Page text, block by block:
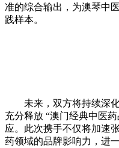
准的综合输出，为澳琴中
践样本。
未来，双方将持续深
充分释放 “澳门经典中医
应。此次携手不仅将加速
药领域的品牌影响力，进